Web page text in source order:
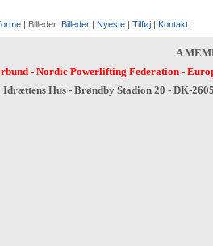
| Billeder: Billeder | Nyeste | Tilføj | Kontakt
A
- Nordic Powerlifting Federation-
Idrættens Hus - Brøndby Stadion 20 - DK-